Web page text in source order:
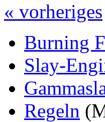
« vorheriges
Burning
Slay-
Regeln